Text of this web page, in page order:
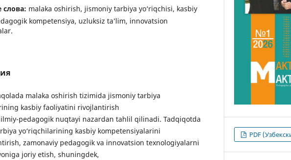
malaka oshirish, jismoniy tarbiya yo‘riqchisi, kasbiy
kompetensiya, uzluksiz ta’lim, innovatsion
malaka oshirish tizimida jismoniy tarbiya
kasbiy faoliyatini rivojlantirish
pedagogik nuqtayi nazardan tahlil qilinadi. Tadqiqotda
yo‘riqchilarining kasbiy kompetensiyalarini
zamonaviy pedagogik va innovatsion texnologiyalarni
joriy etish, shuningdek,
PDF